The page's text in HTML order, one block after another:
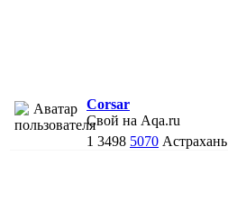
Corsar
Свой на Aqa.ru
1 3498 5070 Астрахань